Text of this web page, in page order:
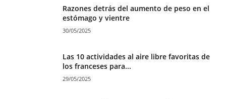
Razones detrás del aumento de peso en el
estómago y vientre
30/05/2025
Las 10 actividades al aire libre favoritas de
los franceses para...
29/05/2025